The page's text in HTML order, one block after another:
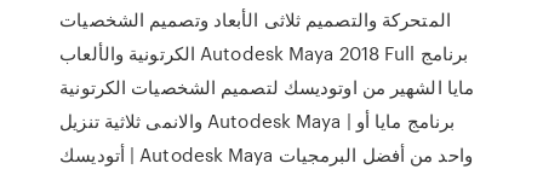
المتحركة والتصميم ثلاثى الأبعاد وتصميم الشخصيات
الكرتونية والألعاب Autodesk Maya 2018 Full برنامج
مايا الشهير من اوتوديسك لتصميم الشخصيات الكرتونية
والانمى ثلاثية تنزيل Autodesk Maya | برنامج مايا أو
أتوديسك | Autodesk Maya واحد من أفضل البرمجيات